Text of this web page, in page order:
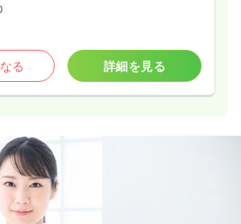
る 詳細を見る